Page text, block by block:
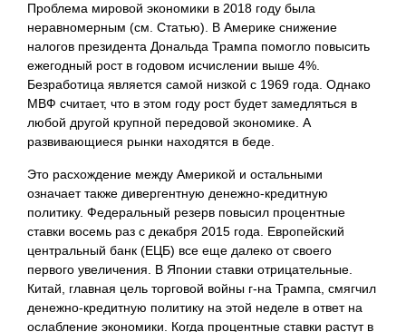
Проблема мировой экономики в 2018 году была
неравномерным (см. Статью). В Америке снижение
налогов президента Дональда Трампа помогло повысить
ежегодный рост в годовом исчислении выше 4%.
Безработица является самой низкой с 1969 года. Однако
МВФ считает, что в этом году рост будет замедляться в
любой другой крупной передовой экономике. А
развивающиеся рынки находятся в беде.
Это расхождение между Америкой и остальными
означает также дивергентную денежно-кредитную
политику. Федеральный резерв повысил процентные
ставки восемь раз с декабря 2015 года. Европейский
центральный банк (ЕЦБ) все еще далеко от своего
первого увеличения. В Японии ставки отрицательные.
Китай, главная цель торговой войны г-на Трампа, смягчил
денежно-кредитную политику на этой неделе в ответ на
ослабление экономики. Когда процентные ставки растут в